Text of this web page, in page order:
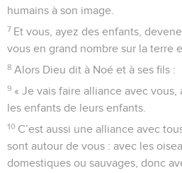
humains à son image.
7 Et vous, ayez des enfants,
vous en grand nombre sur la terre
8 Alors Dieu dit à Noé et à ses fils :
9 « Je vais faire alliance avec
les enfants de leurs enfants.
10 C’est aussi une alliance avec
sont autour de vous : avec les
domestiques ou sauvages, donc